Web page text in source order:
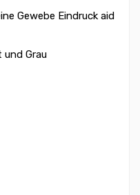
Gewebe Eindruck aid
Grau